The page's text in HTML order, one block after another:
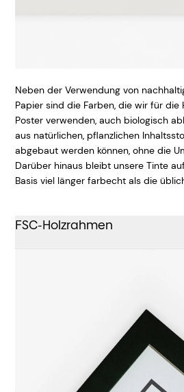
Neben der Verwendung von
Papier sind die Farben, die wir für die
Poster verwenden, auch biologisch
aus natürlichen, pflanzlichen
abgebaut werden können, ohne die
Darüber hinaus bleibt unsere Tinte
Basis viel länger farbecht als die
FSC-Holzrahmen